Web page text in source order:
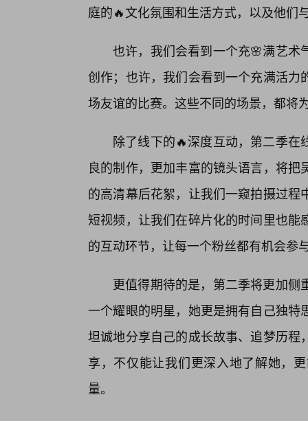
庭的🔥文化氛围和生活方式，以及他们
也许，我们会看到一个充🌸满艺术
创作；也许，我们会看到一个充满活
场友谊的比赛。这些不同的场景，都将
除了线下的🔥深度互动，第二季
良的制作，更加丰富的镜头语言，将
的高清幕后花絮，让我们一窥拍摄过
短视频，让我们在碎片化的时间里也
的互动环节，让每一个粉丝都有机会参
更值得期待的是，第二季将更加
一个耀眼的明星，她更是拥有自己独
坦诚地分享自己的成长故事、追梦历
享，不仅能让我们更深入地了解她，
量。